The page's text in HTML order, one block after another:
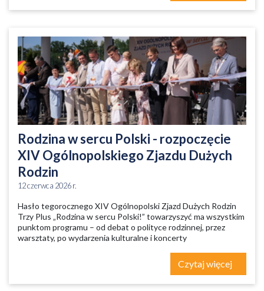
Rodzina w sercu Polski - rozpoczęcie
XIV Ogólnopolskiego Zjazdu Dużych
Rodzin
12 czerwca 2026 r.
Hasło tegorocznego XIV Ogólnopolski Zjazd Dużych Rodzin
Trzy Plus „Rodzina w sercu Polski!” towarzyszyć ma wszystkim
punktom programu – od debat o polityce rodzinnej, przez
warsztaty, po wydarzenia kulturalne i koncerty
Czytaj więcej